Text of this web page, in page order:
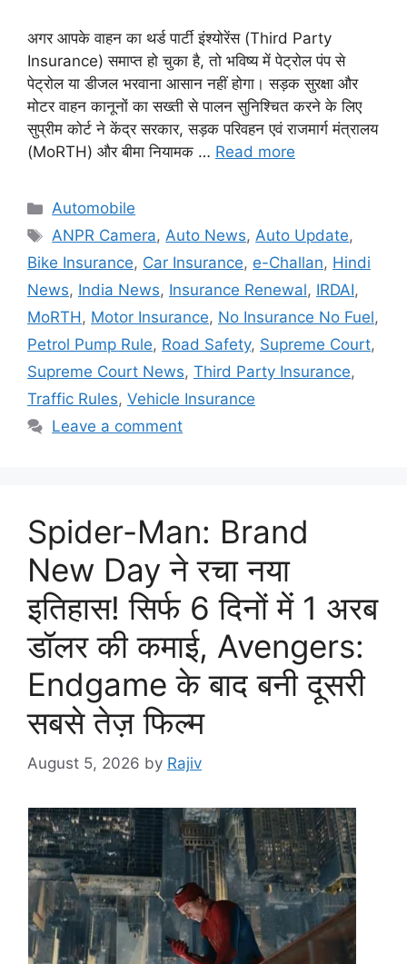
अगर आपके वाहन का थर्ड पार्टी इंश्योरेंस (Third Party
Insurance) समाप्त हो चुका है, तो भविष्य में पेट्रोल पंप से
पेट्रोल या डीजल भरवाना आसान नहीं होगा। सड़क सुरक्षा और
मोटर वाहन कानूनों का सख्ती से पालन सुनिश्चित करने के लिए
सुप्रीम कोर्ट ने केंद्र सरकार, सड़क परिवहन एवं राजमार्ग मंत्रालय
(MoRTH) और बीमा नियामक … Read more
Categories
Automobile
Tags
ANPR Camera,Auto News,Auto Update,
Bike Insurance, Car Insurance, e-Challan, Hindi
News, India News, Insurance Renewal, IRDAI,
MoRTH, Motor Insurance, No Insurance No Fuel,
Petrol Pump Rule, Road Safety, Supreme Court,
Supreme Court News, Third Party Insurance,
Traffic Rules, Vehicle Insurance
Leave a comment
Spider-Man: Brand
New Day ने रचा नया
इतिहास! सिर्फ 6 दिनों में 1 अरब
डॉलर की कमाई, Avengers:
Endgame के बाद बनी दूसरी
सबसे तेज़ फिल्म
August 5, 2026 by Rajiv